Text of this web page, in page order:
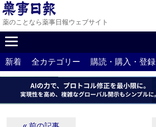
薬のことなら薬事日報ウェブサイト
新着 全カテゴリー 購読・購入・登録